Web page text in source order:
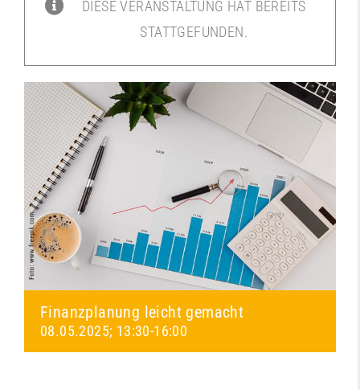
DIESE VERANSTALTUNG HAT BEREITS
STATTGEFUNDEN.
Finanzplanung leicht gemacht
08.05.2025; 13:30-16:00